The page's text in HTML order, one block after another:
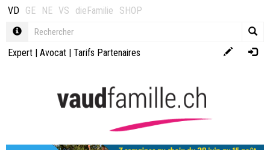
VD GE NE VS dieFamilie SHOP
Expert | Avocat | Tarifs Partenaires